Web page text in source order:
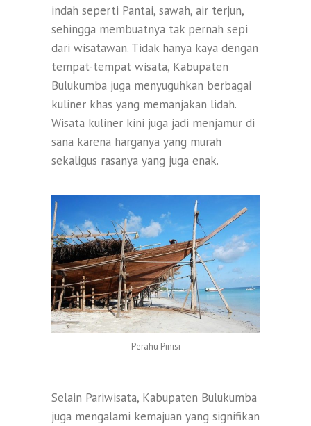
indah seperti Pantai, sawah, air terjun,
sehingga membuatnya tak pernah sepi
dari wisatawan. Tidak hanya kaya dengan
tempat-tempat wisata, Kabupaten
Bulukumba juga menyuguhkan berbagai
kuliner khas yang memanjakan lidah.
Wisata kuliner kini juga jadi menjamur di
sana karena harganya yang murah
sekaligus rasanya yang juga enak.
Perahu Pinisi
Selain Pariwisata, Kabupaten Bulukumba
juga mengalami kemajuan yang signifikan